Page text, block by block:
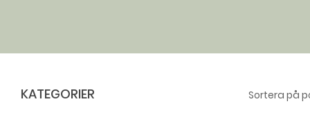
KATEGORIER